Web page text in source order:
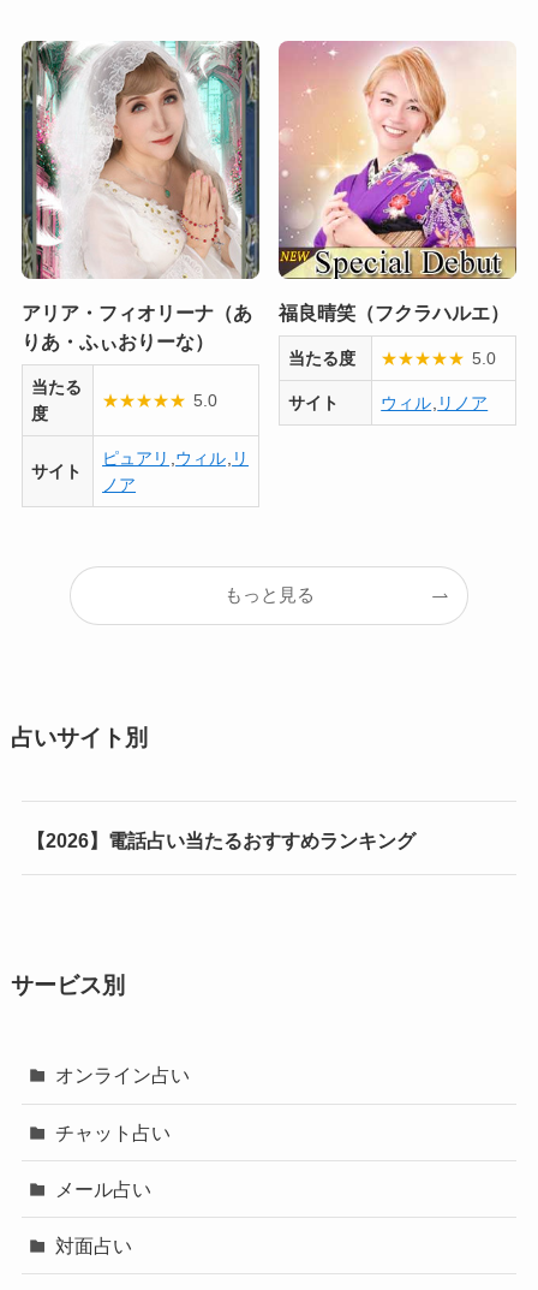
アリア・フィオリーナ（あ
りあ・ふぃおりーな）
当たる
度
★★★★★ 5.0
サイト
ピュアリ ,ウィル, リ
ノア
福良晴笑（フクラハルエ）
当たる度 ★★★★★ 5.0
サイト ウィル, リノア
もっと見る
占いサイト別
【2026】電話占い当たるおすすめランキング
サービス別
オンライン占い
チャット占い
メール占い
対面占い